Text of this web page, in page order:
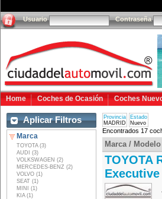
Usuario Contraseña
Home Coches de Ocasión Coches
Aplicar Filtros
Marca
TOYOTA (3)
AUDI (3)
VOLKSWAGEN (2)
MERCEDES-BENZ (2)
VOLVO (1)
SEAT (1)
MINI (1)
KIA (1)
Provincia
MADRID
Estado
Nuevo
Encontrados 17
Marca / Modelo
TOYOTA
Executive